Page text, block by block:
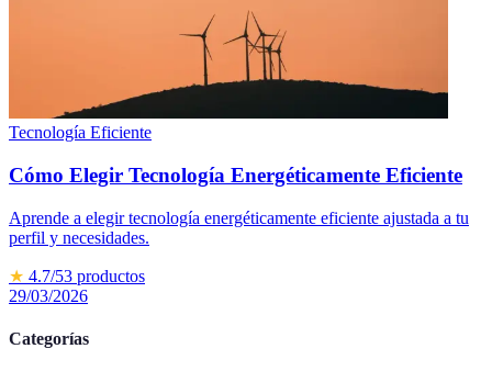
Tecnología Eficiente
Cómo Elegir Tecnología Energéticamente Eficiente
Aprende a elegir tecnología energéticamente eficiente ajustada a tu
perfil y necesidades.
★ 4.7/53 productos
29/03/2026
Categorías